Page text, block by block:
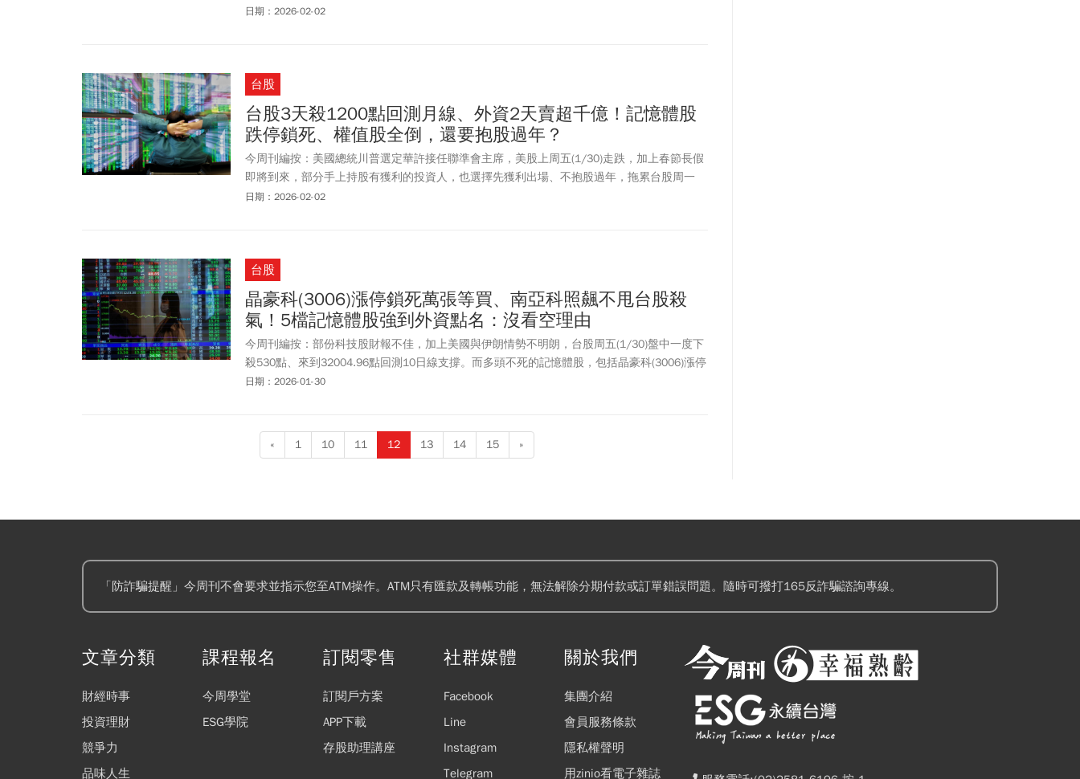
心，力積電 (6770)不僅成交量爆出 27.9 萬張天量，更與華邦電 (2344)、南亞科 (2408)聯手演
頭。台積電（2330）、台達電（2308） 以及 台灣 50（0050），這類優質標的若隨大盤回
檔，反而是利用年前賣壓、逢低承接的最佳機會！
日期：2026-02-02
台股
台股3天殺1200點回測月線、外資2天賣超千億！記憶體股
跌停鎖死、權值股全倒，還要抱股過年？
今周刊編按：美國總統川普選定華許接任聯準會主席，美股上周五(1/30)走跌，加上春節長假
即將到來，部分手上持股有獲利的投資人，也選擇先獲利出場、不抱股過年，拖累台股周一
(2/2)開盤跳空下殺，盤中最低來到31359.95點、下跌逾2%或700點，回測月線31383點。終
（2408）、力積電(6770)跌停鎖死。至於權值股包括台積電(2330)、鴻海(2317)、聯發科
(2454)、台達電(2308)等跌幅1-4%不等。台股大跌是否行情結束？法人認為，2/11金蛇封關
前，須觀察價量雙漲格局是否改變。若出現大量長黑不利短線走勢，考量融資餘額居高不下，
熱門股當沖比率高，凸顯籌碼凌亂，建議封關前減碼籌碼面過熱族群。但也不用過度擔心行情
結束，只要1/21大量區低點31,200點，以及台積電拉回不跌破月線1725元兩關鍵支撐守穩，
台股逢回仍應站在買方。至於記憶體族群怎麼操作？資深分析師提醒，投資人可以從3要件檢
測，一旦出現漲價預期顯著減弱、公司業績增速落後估值提升，則代表股價開始透支營運前
日期：2026-02-02
台股
晶豪科(3006)漲停鎖死萬張等買、南亞科照飆不甩台股殺
氣！5檔記憶體股強到外資點名：沒看空理由
今周刊編按：部份科技股財報不佳，加上美國與伊朗情勢不明朗，台股周五(1/30)盤中一度下
殺530點、來到32004.96點回測10日線支撐。而多頭不死的記憶體股，包括晶豪科(3006)漲停
195元鎖死萬張等買、南亞科(2408)最高飆320.5元，漲幅逾6%；群聯(8299)、力積電(6770)、
型記憶體股沒有看空的理由。大摩點名最愛是華邦電，其次是愛普，加上旺宏、南亞科、力積
電，全都給予「優於大盤」評級，其中，旺宏、力積電目標價更分別大升至93元與77元。
日期：2026-01-30
« 1 10 11 12 13 14 15 »
「防詐騙提醒」今周刊不會要求並指示您至ATM操作。ATM只有匯款及轉帳功能，無法解除分期付款或訂單錯誤問題。隨時可撥打165反詐騙諮詢專線。
文章分類
財經時事
投資理財
競爭力
品味人生
課程報名
今周學堂
ESG學院
訂閱零售
訂閱戶方案
APP下載
存股助理講座
社群媒體
Facebook
Line
Instagram
Telegram
關於我們
集團介紹
會員服務條款
隱私權聲明
用zinio看電子雜誌